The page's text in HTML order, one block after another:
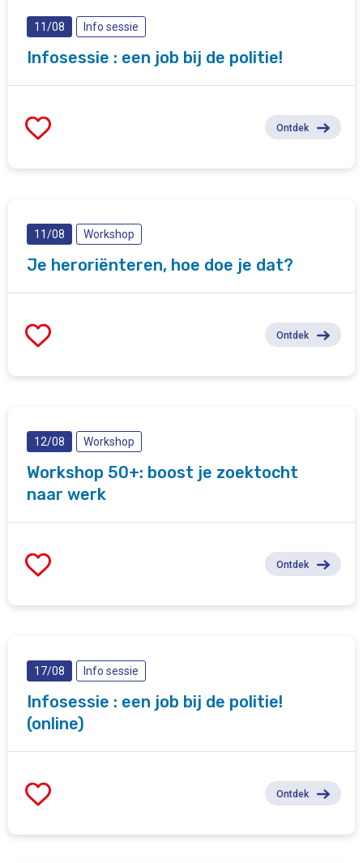
11/08 Info sessie
Infosessie : een job bij de politie!
Ontdek
11/08 Workshop
Je heroriënteren, hoe doe je dat?
Ontdek
12/08 Workshop
Workshop 50+: boost je zoektocht
naar werk
Ontdek
17/08 Info sessie
Infosessie : een job bij de politie!
(online)
Ontdek